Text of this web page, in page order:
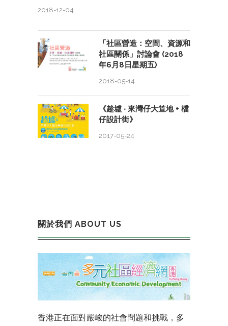
2018-12-04
「社區營造：空間、資源和
社區關係」討論會 (2018
年6月8日星期五)
2018-05-14
《趁墟 ‧ 來灣仔大笪地 + 檔
仔設計街》
2017-05-24
關於我們 ABOUT US
香港正在面對嚴峻的社會問題和挑戰，多